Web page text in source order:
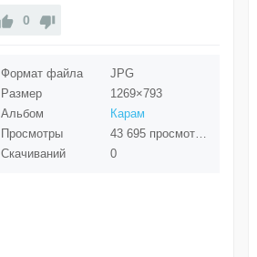
0
Формат файла
JPG
Размер
1269×793
Альбом
Карам
Просмотры
43 695 просмотров
Скачиваний
0